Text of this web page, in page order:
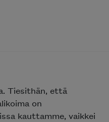
Tiesithän, että
on
kauttamme, vaikkei